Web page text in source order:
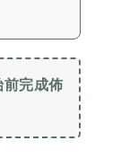
前完成佈